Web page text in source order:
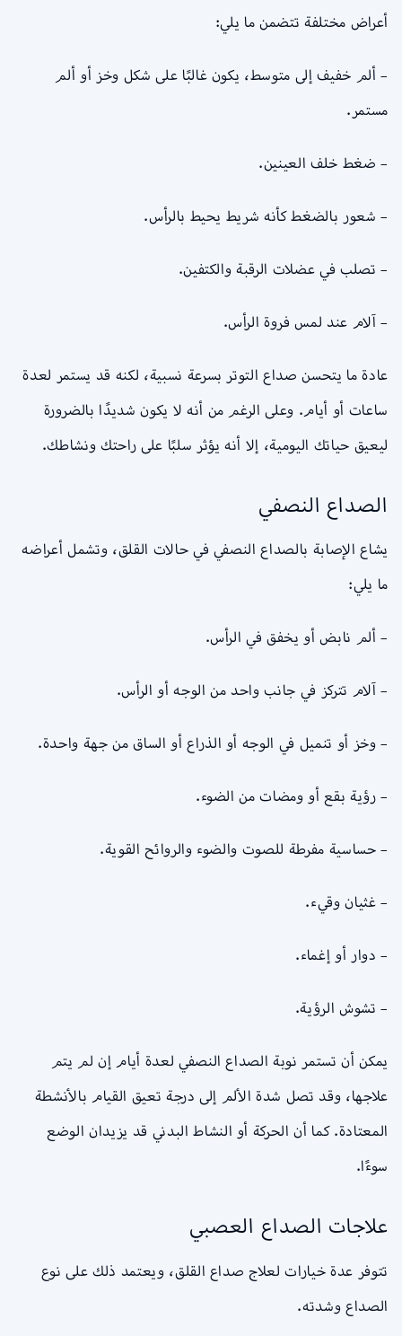
أعراض مختلفة تتضمن ما يلي:
– ألم خفيف إلى متوسط، يكون غالبًا على شكل وخز أو ألم
مستمر.
– ضغط خلف العينين.
– شعور بالضغط كأنه شريط يحيط بالرأس.
– تصلب في عضلات الرقبة والكتفين.
– آلام عند لمس فروة الرأس.
عادة ما يتحسن صداع التوتر بسرعة نسبية، لكنه قد يستمر لعدة
ساعات أو أيام. وعلى الرغم من أنه لا يكون شديدًا بالضرورة
ليعيق حياتك اليومية، إلا أنه يؤثر سلبًا على راحتك ونشاطك.
الصداع النصفي
يشاع الإصابة بالصداع النصفي في حالات القلق، وتشمل أعراضه
ما يلي:
– ألم نابض أو يخفق في الرأس.
– آلام تتركز في جانب واحد من الوجه أو الرأس.
– وخز أو تنميل في الوجه أو الذراع أو الساق من جهة واحدة.
– رؤية بقع أو ومضات من الضوء.
– حساسية مفرطة للصوت والضوء والروائح القوية.
– غثيان وقيء.
– دوار أو إغماء.
– تشوش الرؤية.
يمكن أن تستمر نوبة الصداع النصفي لعدة أيام إن لم يتم
علاجها، وقد تصل شدة الألم إلى درجة تعيق القيام بالأنشطة
المعتادة. كما أن الحركة أو النشاط البدني قد يزيدان الوضع
سوءًا.
علاجات الصداع العصبي
تتوفر عدة خيارات لعلاج صداع القلق، ويعتمد ذلك على نوع
الصداع وشدته.